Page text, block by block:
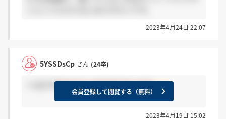
2023年4月24日 22:07
5YSSDsCp さん (24卒)
＞sQCOFTmmさん まだきてないです
会員登録して閲覧する（無料）
2023年4月19日 15:02